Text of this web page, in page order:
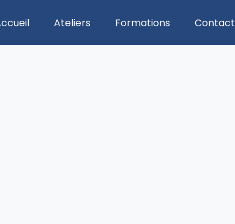
Ateliers Formations Contact